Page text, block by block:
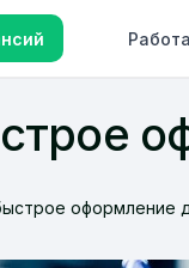
оформление